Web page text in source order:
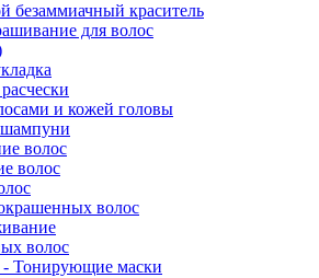
безаммиачный краситель
для волос
и кожей головы
волос
волос
волос
волос
- Тонирующие маски